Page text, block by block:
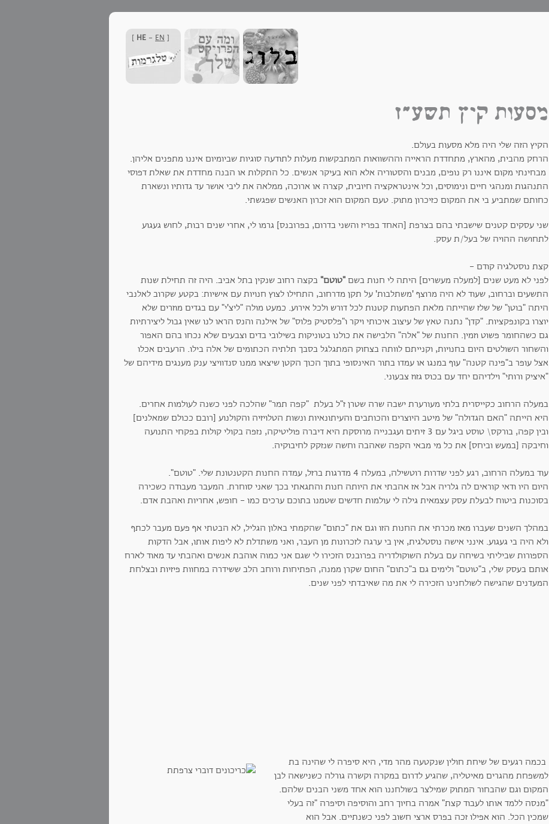
[
HE - EN
]
מסעות קיץ תשע"ז
הקיץ הזה שלי היה מלא מסעות בעולם.
הרחק מהבית, מהארץ, מתחדדת הראייה וההשוואות המתבקשות מעלות לתודעה סוגיות שביומיום איננו מתפנים אליהן.
מבחינתי מקום איננו רק נופים, מבנים והסטוריה אלא הוא בעיקר אנשים. כל התקלות או הבנה מחדדת את שאלת דפוסי
התנהגות ומנהגי חיים ונימוסים, וכל אינטראקציה חיובית, קצרה או ארוכה, ממלאה את ליבי אושר עד גדותיו ונשארת
כחותם שמתביע בי את המקום כזיכרון מתוק. טעם המקום הוא זכרון האנשים שפגשתי.
שני עסקים קטנים שישבתי בהם בצרפת [האחד בפריז והשני בדרום, בפרובנס] גרמו לי, אחרי שנים רבות, לחוש געגוע
לתחושה ההויה של בעל/ת עסק.
קצת נוסטלגיה קודם -
לפני לא מעט שנים [למעלה מעשרים] היתה לי חנות בשם "טוטם" בקצה רחוב שנקין בתל אביב. היה זה תחילת שנות
התשעים וברחוב, שעוד לא היה מרוצף 'משתלבות' על תקן מדרחוב, התחילו לצוץ חנויות עם אישיות: בקטע שקרוב לאלנבי
היתה "בוטן" של שלז שהייתה מלאת הפתעות קטנות לכל דורש ולכל אירוע. כמעט מולה "ליצ'י" עם בגדים מוזרים שלא
יוצרו בקונפקציות. "קדן" נתנה טאץ של עיצוב איכותי ויקר ו"פלסטיק פלוס" של אילנה והנס הראו לנו שאין גבול ליצירתיות
גם כשהחומר פשוט וזמין. החנות של "אלה" הלבישה את כולנו בטוניקות בשילובי בדים וצבעים שלא נכחו בהם האפור
והשחור השולטים היום בחנויות, וקנייתם לוותה בצחוק המתגלגל בסבך תלתיה הכתומים של אלה בילו. הרעבים אכלו
אצל עופר ב"פינה קטנה" עוף במנגו או עמדו בתור האינסופי בתוך הכוך הקטן שיצאו ממנו סנדוויצי ענק מענגים מידיהם של
"איציק ורותי" וילדיהם יחד עם בכוס גזוז צבעוני.
במעלה הרחוב כקייסרית בלתי מעורערת ישבה שרה שטרן ז"ל בעלת "קפה תמר" שהלכה לפני כשנה לעולמות אחרים.
היא הייתה "האם הגדולה" של מיטב היוצרים והכותבים והעיתונאיות ונשות הטלויזיה והקולנוע [רובם ככולם שמאלנים]
ובין קפה, בורקס\ טוסט ביגל עם 3 זיתים ועגבנייה מרוסקת היא דיברה פוליטיקה, נזפה בקולי קולות בפקחי התנועה
וחיבקה [במעש וביחס] את כל מי מבאי הקפה שאהבה וחשה שנזקק לחיבוקיה.
עוד במעלה הרחוב, רגע לפני שדרות רוטשילה, במעלה 4 מדרגות ברזל, עמדה החנות הקטנטונת שלי. "טוטם".
היום היו ודאי קוראים לה גלריה אבל אז אהבתי את היותה חנות והתגאתי בכך שאני סוחרת. המעבר מעבודה כשכירה
בסוכנות ביטוח לבעלת עסק עצמאית גילה לי עולמות חדשים שטמנו בתוכם ערכים כמו - חופש, אחריות ואהבת אדם.
במהלך השנים שעברו מאז מכרתי את החנות הזו וגם את "כתום" שהקמתי באלון הגליל, לא הבטתי אף פעם מעבר לכתף
ולא היה בי געגוע. אינני אישה נוסטלגית, אין בי ערגה לזכרונות מן העבר, ואני משתדלת לא ליפות אותו, אבל הדקות
הספורות שביליתי בשיחה עם בעלת השוקולדריה בפרובנס הזכירו לי שגם אני כמוה אוהבת אנשים ואהבתי עד מאוד לארח
אותם בעסק שלי, ב"טוטם" ולימים גם ב"כתום" החום שקרן ממנה, הפתיחות ורוחב הלב ששידרה במחוות פיזיות ובצלחת
המעדנים שהגישה לשולחנינו הזכירה לי את מה שאיבדתי לפני שנים.
בכמה רגעים של שיחת חולין שנקטעה מהר מדי, היא סיפרה לי שהינה בת
למשפחת מהגרים מאיטליה, שהגיע לדרום במקרה וקשרה גורלה כשנישאה לבן
המקום וגם שהבחור המתוק שמילצר בשולחננו הוא אחד משני הבנים שלהם.
"מנסה ללמד אותו לעבוד קצת" אמרה בחיוך רחב והוסיפה וסיפרה "זה בעלי
שמכין הכל. הוא אפילו זכה בפרס ארצי חשוב לפני כשנתיים. אבל הוא